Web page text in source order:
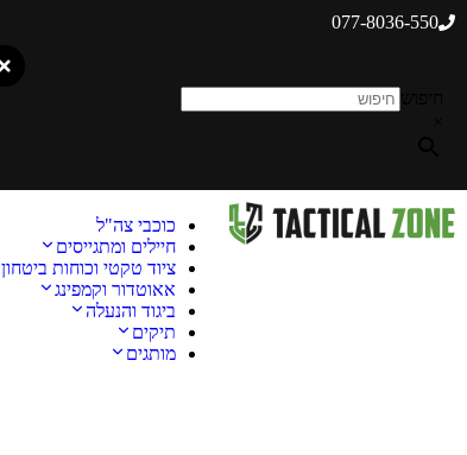
077-8036-550
כוכבי צה"ל
חיילים ומתגייסים
ציוד טקטי וכוחות ביטחון
אאוטדור וקמפינג
ביגוד והנעלה
תיקים
מותגים